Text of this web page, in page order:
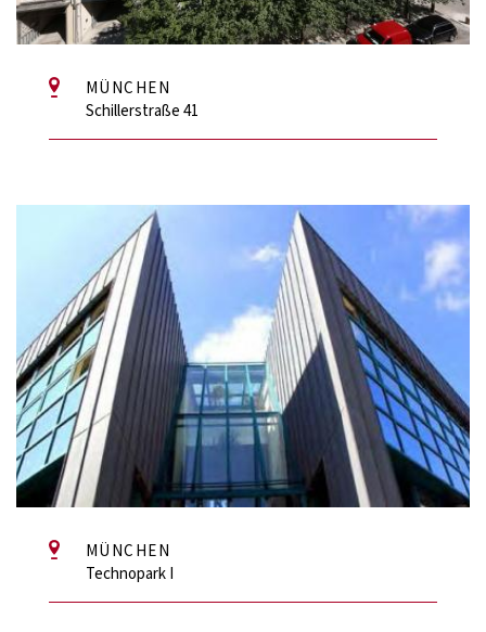
MÜNCHEN
Schillerstraße 41
MÜNCHEN
Technopark I